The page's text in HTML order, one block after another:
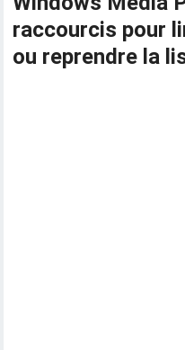
raccourcis pour
ou reprendre la